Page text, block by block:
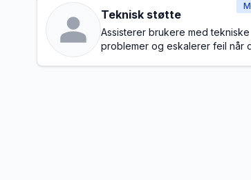
Teknisk støtte
Assisterer brukere med tekniske
problemer og eskalerer feil når